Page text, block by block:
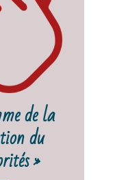
de la
du
»